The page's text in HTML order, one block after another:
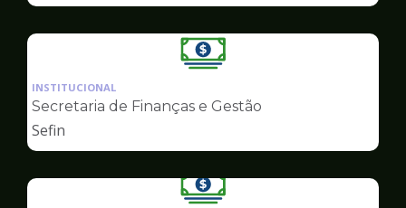
Finanças
Ilustração
pagina
INSTITUCIONAL
Secretaria de Finanças e Gestão
Sefin
Ilustração